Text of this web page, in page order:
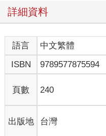
詳細資料
語言 中文繁體
ISBN
9789577875594
頁數 240
出版地 台灣